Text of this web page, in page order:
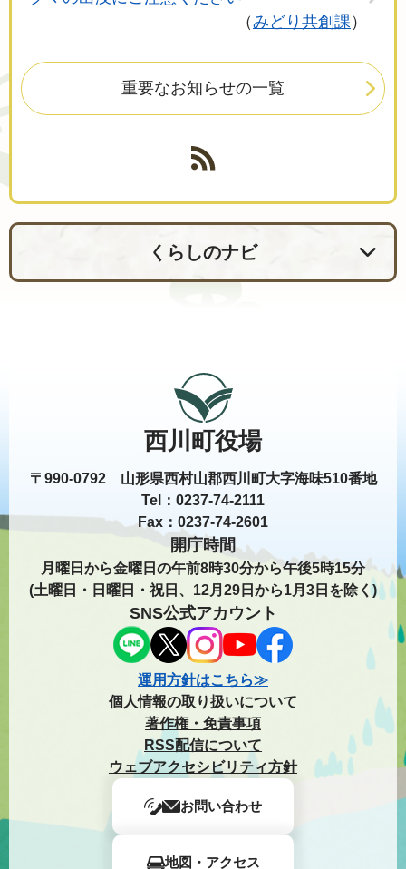
みどり共創課
重要なお知らせの一覧
くらしのナビ
西川町役場
〒990-0792 山形県西村山郡西川町大字海味510番地
Tel：0237-74-2111
Fax：0237-74-2601
開庁時間
月曜日から金曜日の午前8時30分から午後5時15分
(土曜日・日曜日・祝日、12月29日から1月3日を除く)
SNS公式アカウント
運用方針はこちら≫
個人情報の取り扱いについて
著作権・免責事項
RSS配信について
ウェブアクセシビリティ方針
お問い合わせ
地図・アクセス